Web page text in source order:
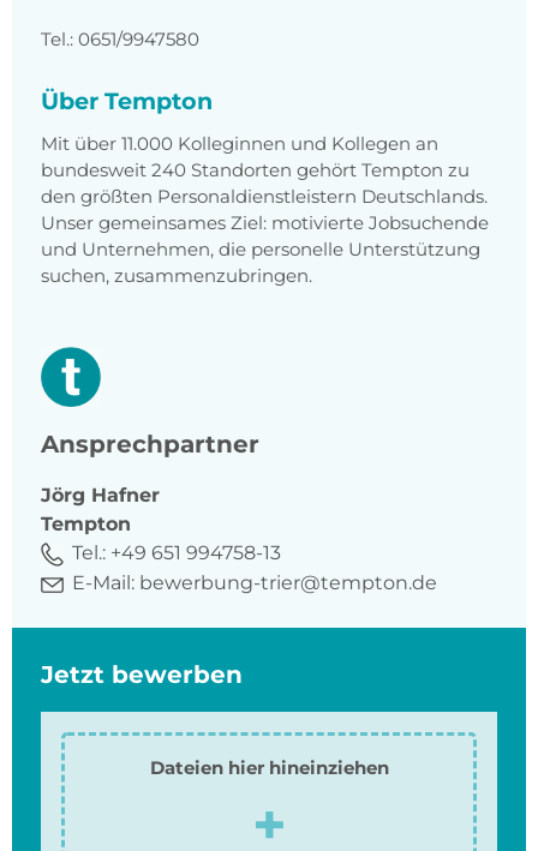
Tel.: 0651/9947580
Über Tempton
Mit über 11.000 Kolleginnen und Kollegen an
bundesweit 240 Standorten gehört Tempton zu
den größten Personaldienstleistern Deutschlands.
Unser gemeinsames Ziel: motivierte Jobsuchende
und Unternehmen, die personelle Unterstützung
suchen, zusammenzubringen.
Ansprechpartner
Jörg Hafner
Tempton
Tel.: +49 651 994758-13
E-Mail: bewerbung-trier@tempton.de
Jetzt bewerben
Dateien hier hineinziehen